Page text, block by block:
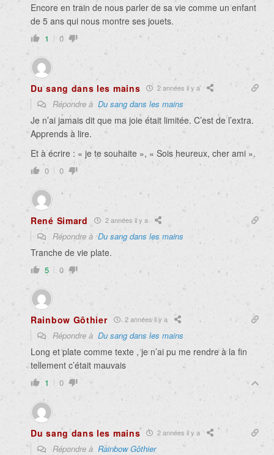
Encore en train de nous parler de sa vie comme un enfant
de 5 ans qui nous montre ses jouets.
1 0
Du sang dans les mains 2 années il y a
Répondre à Du sang dans les mains
Je n’ai jamais dit que ma joie était limitée. C’est de l’extra.
Apprends à lire.
Et à écrire : « je te souhaite », « Sois heureux, cher ami ».
0 0
René Simard 2 années il y a
Répondre àDu sang dans les mains
Tranche de vie plate.
5 0
Rainbow Gôthier 2 années il y a
Répondre à Du sang dans les mains
Long et plate comme texte , je n’ai pu me rendre à la fin
tellement c’était mauvais
1 0
Du sang dans les mains 2 années il y a
Répondre à Rainbow Gôthier